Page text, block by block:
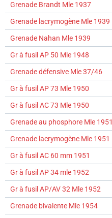
Grenade Brandt Mle 1937
Grenade lacrymogène Mle 1939
Grenade Nahan Mle 1939
Gr à fusil AP 50 Mle 1948
Grenade défensive Mle 37/46
Gr à fusil AP 73 Mle 1950
Gr à fusil AC 73 Mle 1950
Grenade au phosphore Mle 1951
Grenade lacrymogène Mle 1951
Gr à fusil AC 60 mm 1951
Gr à fusil AP 34 mle 1952
Gr à fusil AP/AV 32 Mle 1952
Grenade bivalente Mle 1954